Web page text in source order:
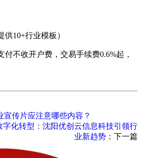
供10+行业模板）
付不收开户费，交易手续费0.6%起，
宣传片应注意哪些内容？
化转型：沈阳优创云信息科技引领行
业新趋势：下一篇